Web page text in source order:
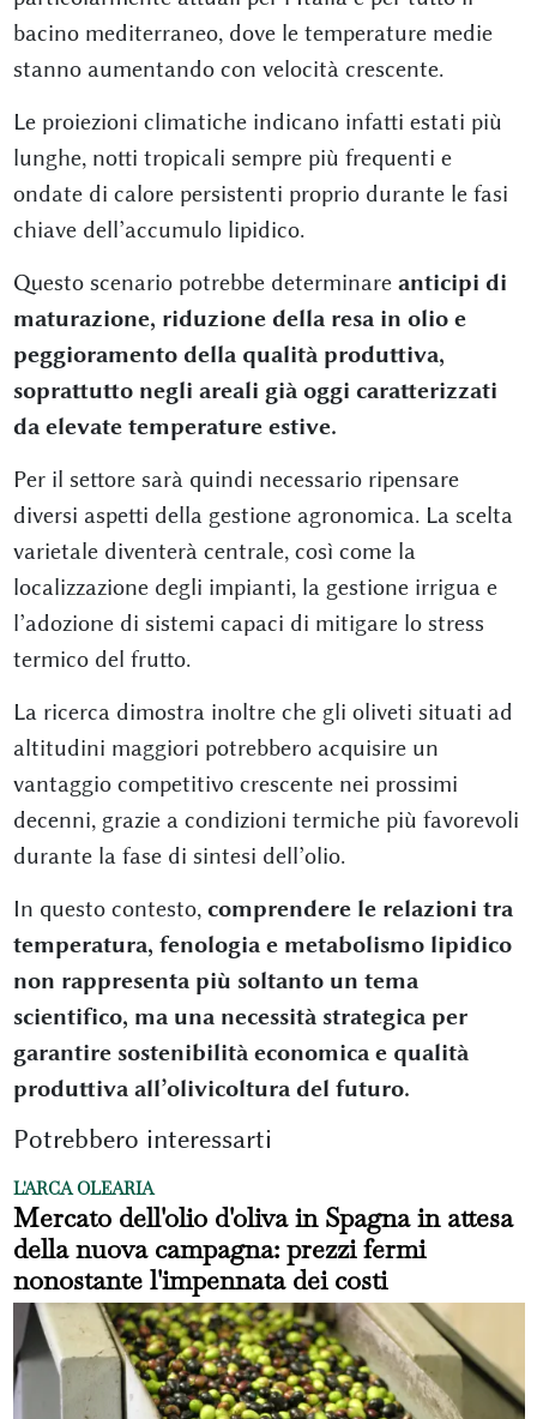
bacino mediterraneo, dove le temperature medie
stanno aumentando con velocità crescente.
Le proiezioni climatiche indicano infatti estati più
lunghe, notti tropicali sempre più frequenti e
ondate di calore persistenti proprio durante le fasi
chiave dell’accumulo lipidico.
Questo scenario potrebbe determinare anticipi di
maturazione, riduzione della resa in olio e
peggioramento della qualità produttiva,
soprattutto negli areali già oggi caratterizzati
da elevate temperature estive.
Per il settore sarà quindi necessario ripensare
diversi aspetti della gestione agronomica. La scelta
varietale diventerà centrale, così come la
localizzazione degli impianti, la gestione irrigua e
l’adozione di sistemi capaci di mitigare lo stress
termico del frutto.
La ricerca dimostra inoltre che gli oliveti situati ad
altitudini maggiori potrebbero acquisire un
vantaggio competitivo crescente nei prossimi
decenni, grazie a condizioni termiche più favorevoli
durante la fase di sintesi dell’olio.
In questo contesto, comprendere le relazioni tra
temperatura, fenologia e metabolismo lipidico
non rappresenta più soltanto un tema
scientifico, ma una necessità strategica per
garantire sostenibilità economica e qualità
produttiva all’olivicoltura del futuro.
Potrebbero interessarti
L'ARCA OLEARIA
Mercato dell'olio d'oliva in Spagna in attesa
della nuova campagna: prezzi fermi
nonostante l'impennata dei costi